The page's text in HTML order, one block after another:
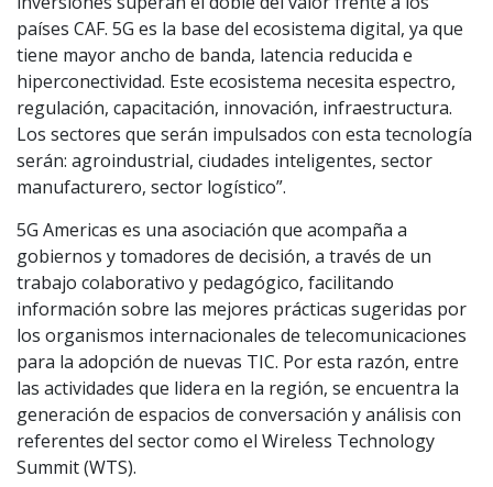
países CAF. 5G es la base del ecosistema digital, ya que
tiene mayor ancho de banda, latencia reducida e
hiperconectividad. Este ecosistema necesita espectro,
regulación, capacitación, innovación, infraestructura.
Los sectores que serán impulsados con esta tecnología
serán: agroindustrial, ciudades inteligentes, sector
manufacturero, sector logístico”.
5G Americas es una asociación que acompaña a
gobiernos y tomadores de decisión, a través de un
trabajo colaborativo y pedagógico, facilitando
información sobre las mejores prácticas sugeridas por
los organismos internacionales de telecomunicaciones
para la adopción de nuevas TIC. Por esta razón, entre
las actividades que lidera en la región, se encuentra la
generación de espacios de conversación y análisis con
referentes del sector como el Wireless Technology
Summit (WTS).